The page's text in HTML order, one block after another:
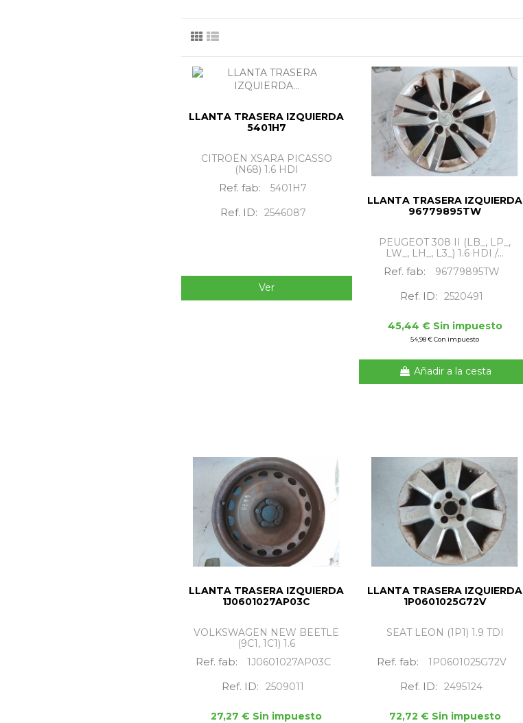
LLANTA TRASERA IZQUIERDA
5401H7
CITROËN XSARA PICASSO
(N68) 1.6 HDI
Ref. fab: 5401H7
Ref. ID: 2546087
Ver
LLANTA TRASERA IZQUIERDA
96779895TW
PEUGEOT 308 II (LB_, LP_,
LW_, LH_, L3_) 1.6 HDI /...
Ref. fab: 96779895TW
Ref. ID: 2520491
45,44 € Sin impuesto
54,98 € Con impuesto
Añadir a la cesta
LLANTA TRASERA IZQUIERDA
1J0601027AP03C
VOLKSWAGEN NEW BEETLE
(9C1, 1C1) 1.6
Ref. fab: 1J0601027AP03C
Ref. ID: 2509011
27,27 € Sin impuesto
LLANTA TRASERA IZQUIERDA
1P0601025G72V
SEAT LEON (1P1) 1.9 TDI
Ref. fab: 1P0601025G72V
Ref. ID: 2495124
72,72 € Sin impuesto